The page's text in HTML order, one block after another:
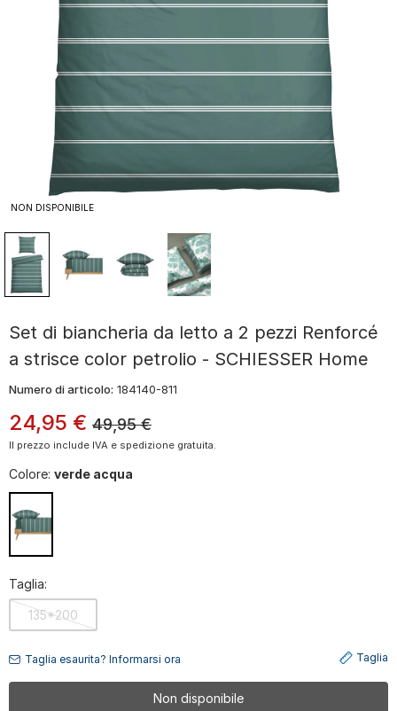
NON DISPONIBILE
Set di biancheria da letto a 2 pezzi Renforcé
a strisce color petrolio - SCHIESSER Home
Numero di articolo: 184140-811
24,95 € 49,95€
Il prezzo include IVA e spedizione gratuita.
Colore: verde acqua
Taglia:
135*200
Taglia esaurita? Informarsi ora Taglia
Non disponibile